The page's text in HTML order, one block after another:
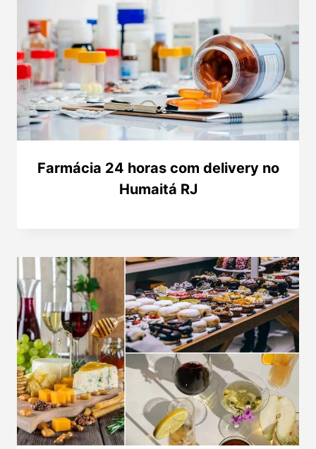
Farmácia 24 horas com delivery no
Humaitá RJ